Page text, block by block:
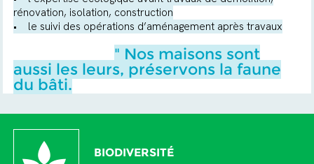
rénovation, isolation, construction
• le suivi des opérations d’aménagement après travaux
" Nos maisons sont
aussi les leurs, préservons la faune
du bâti.
BIODIVERSITÉ